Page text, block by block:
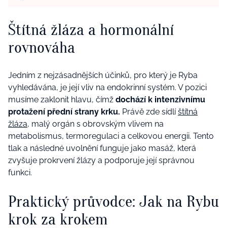
Štítná žláza a hormonální
rovnováha
Jedním z nejzásadnějších účinků, pro který je Ryba
vyhledávána, je její vliv na endokrinní systém. V pozici
musíme zaklonit hlavu, čímž dochází k intenzivnímu
protažení přední strany krku. Právě zde sídlíštítná
žláza, malý orgán s obrovským vlivem na
metabolismus, termoregulaci a celkovou energii. Tento
tlak a následné uvolnění funguje jako masáž, která
zvyšuje prokrvení žlázy a podporuje její správnou
funkci.
Praktický průvodce: Jak na Rybu
krok za krokem